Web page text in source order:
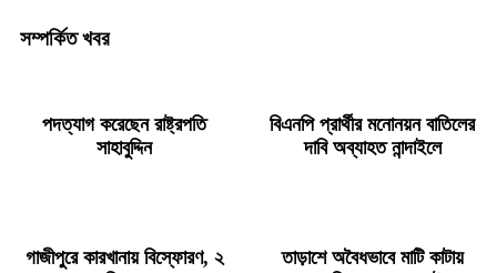
সম্পর্কিত খবর
পদত্যাগ করেছেন রাষ্ট্রপতি
সাহাবুদ্দিন
বিএনপি প্রার্থীর মনোনয়ন বাতিলের
দাবি অব্যাহত নান্দাইলে
গাজীপুরে কারখানায় বিস্ফোরণ, ২
তাড়াশে অবৈধভাবে মাটি কাটায়